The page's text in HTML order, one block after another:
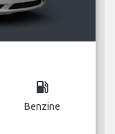
local_gas_station
Benzine